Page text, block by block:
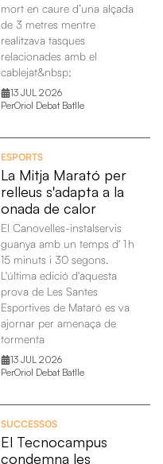
mort en caure d’una alçada
de 3 metres mentre
realitzava tasques
relacionades amb el
cablejat&nbsp;
13 JUL 2026
PerOriol Debat Batlle
ESPORTS
La Mitja Marató per
relleus s'adapta a la
onada de calor
El Canovelles-instalservis
guanya amb un temps d' 1 h
15 minuts i 30 segons.
L'última edició d'aquesta
prova de Les Santes
Esportives de Mataró es va
ajornar per amenaça de
tormenta
13 JUL 2026
PerOriol Debat Batlle
SUCCESSOS
El Tecnocampus
condemna les